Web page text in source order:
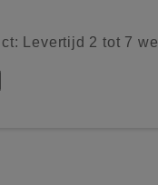
Levertijd 2 tot 7